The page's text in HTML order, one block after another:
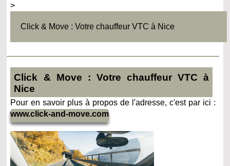
>
Click & Move : Votre chauffeur VTC à Nice
Click & Move : Votre chauffeur VTC à
Nice
Pour en savoir plus à propos de l'adresse, c'est par ici :
www.click-and-move.com